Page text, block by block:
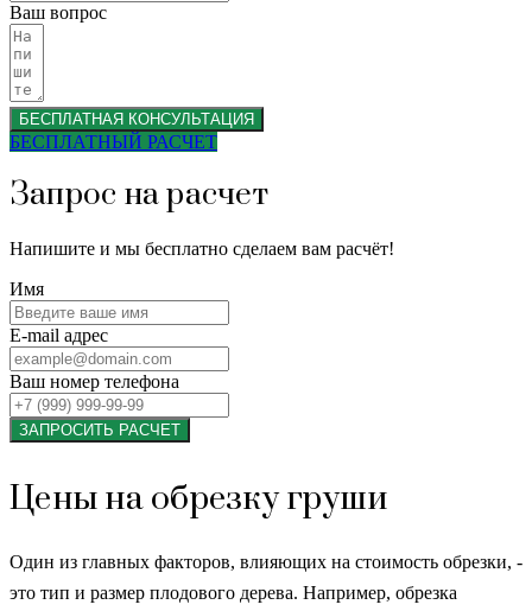
Ваш вопрос
БЕСПЛАТНАЯ КОНСУЛЬТАЦИЯ
БЕСПЛАТНЫЙ РАСЧЕТ
Запрос на расчет
Напишите и мы бесплатно сделаем вам расчёт!
Имя
E-mail адрес
Ваш номер телефона
ЗАПРОСИТЬ РАСЧЕТ
Цены на обрезку груши
Один из главных факторов, влияющих на стоимость обрезки, -
это тип и размер плодового дерева. Например, обрезка